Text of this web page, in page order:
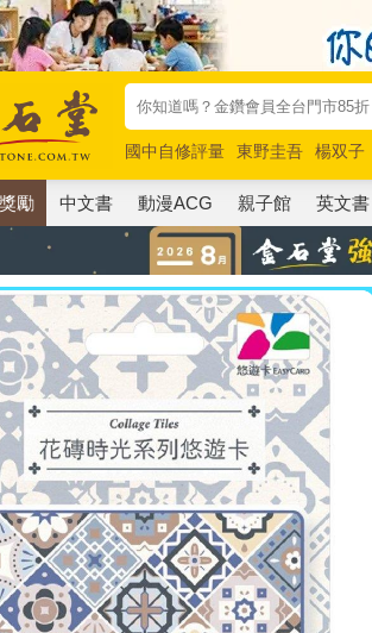
國中自修評量 東野圭吾 楊双子
唯紅花綻放
奧德賽 路邊攤新作
勵 中文書 動漫ACG 親子館 英文書